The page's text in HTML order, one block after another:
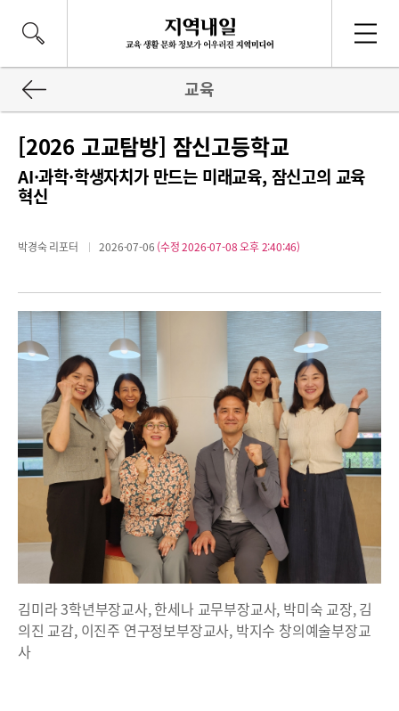
교육
[2026 고교탐방] 잠신고등학교
AI·과학·학생자치가 만드는 미래교육, 잠신고의 교육
혁신
박경숙 리포터 2026-07-06 (수정 2026-07-08 오후 2:40:46)
김미라 3학년부장교사, 한세나 교무부장교사, 박미숙 교장, 김
의진 교감, 이진주 연구정보부장교사, 박지수 창의예술부장교
사